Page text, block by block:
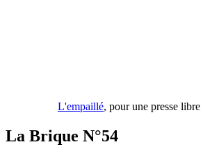
L'empaillé, pour une presse
La Brique N°54